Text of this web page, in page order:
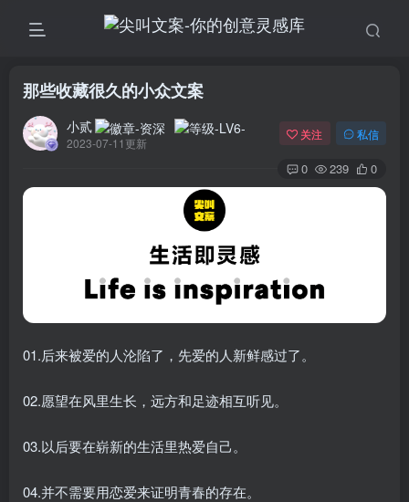
那些收藏很久的小众文案
小贰
2023-07-11更新
关注 私信
0 239 0
01.后来被爱的人沦陷了，先爱的人新鲜感过了。
02.愿望在风里生长，远方和足迹相互听见。
03.以后要在崭新的生活里热爱自己。
04.并不需要用恋爱来证明青春的存在。